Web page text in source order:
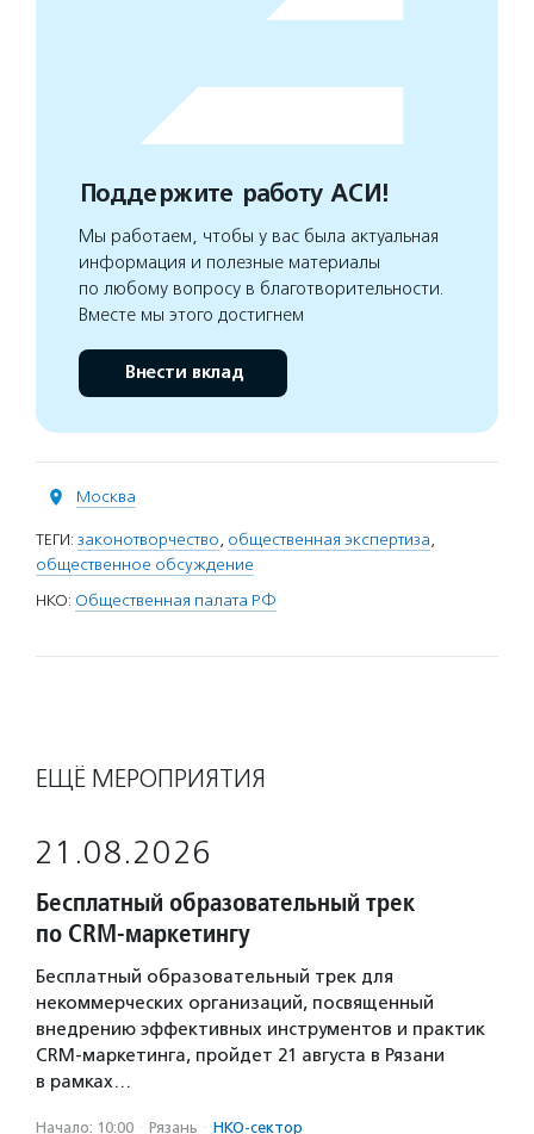
Поддержите работу АСИ!
Мы работаем, чтобы у вас была актуальная
информация и полезные материалы
по любому вопросу в благотворительности.
Вместе мы этого достигнем
Внести вклад
Москва
ТЕГИ: законотворчество, общественная экспертиза,
общественное обсуждение
НКО: Общественная палата РФ
ЕЩЁ МЕРОПРИЯТИЯ
21.08.2026
Бесплатный образовательный трек
по CRM-маркетингу
Бесплатный образовательный трек для
некоммерческих организаций, посвященный
внедрению эффективных инструментов и практик
CRM-маркетинга, пройдет 21 августа в Рязани
в рамках…
Начало: 10:00 · Рязань · НКО-сектор